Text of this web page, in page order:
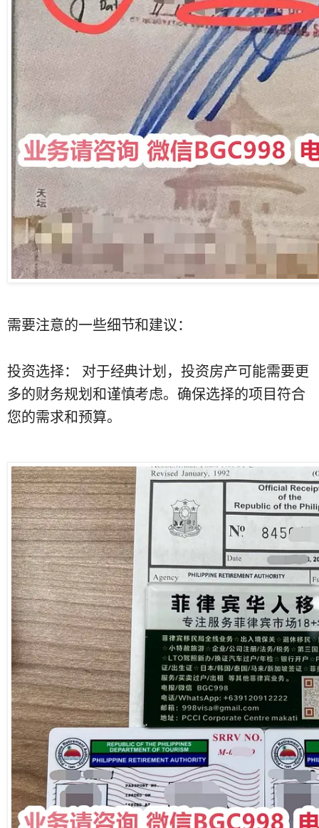
需要注意的一些细节和建议：
投资选择： 对于经典计划，投资房产可能需要更
多的财务规划和谨慎考虑。确保选择的项目符合
您的需求和预算。